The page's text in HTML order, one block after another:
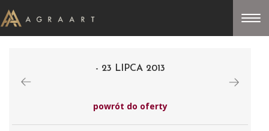
- 23 LIPCA 2013
powrót do oferty